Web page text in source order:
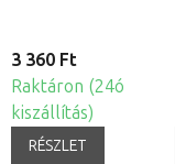
3 360 Ft
Raktáron (24ó
kiszállítás)
RÉSZLET